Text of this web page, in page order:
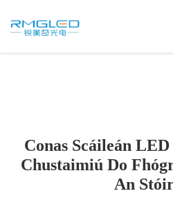
Conas Scáileán
Chustaimiú Do
An